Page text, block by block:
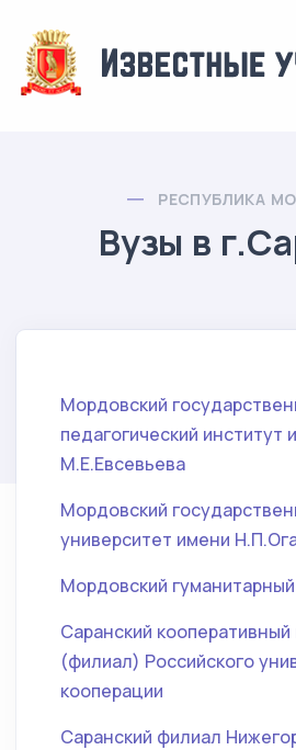
РЕСПУБЛИКА
Вузы в
Мордовский
педагогический институт
М.Е.Евсевьева
Мордовский
университет имени
Мордовский
Саранский кооперативный
(филиал) Российского
кооперации
Саранский филиал